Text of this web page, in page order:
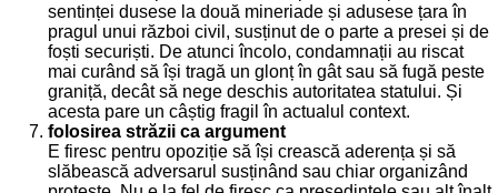
sentinței dusese la două mineriade și adusese țara în
pragul unui război civil, susținut de o parte a presei și de
foști securiști. De atunci încolo, condamnații au riscat
mai curând să își tragă un glonț în gât sau să fugă peste
graniță, decât să nege deschis autoritatea statului. Și
acesta pare un câștig fragil în actualul context.
folosirea străzii ca argument
E firesc pentru opoziție să își crească aderența și să
slăbească adversarul susținând sau chiar organizând